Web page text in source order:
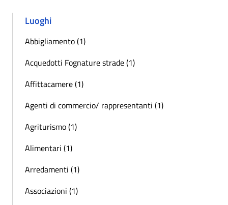
Luoghi
Abbigliamento (1)
Acquedotti Fognature strade (1)
Affittacamere (1)
Agenti di commercio/ rappresentanti (1)
Agriturismo (1)
Alimentari (1)
Arredamenti (1)
Associazioni (1)